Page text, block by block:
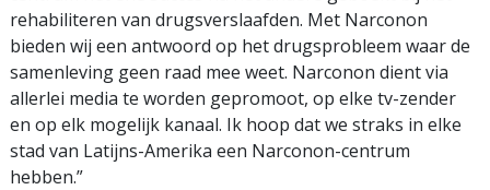
rehabiliteren van drugsverslaafden. Met Narconon
bieden wij een antwoord op het drugsprobleem waar de
samenleving geen raad mee weet. Narconon dient via
allerlei media te worden gepromoot, op elke tv-zender
en op elk mogelijk kanaal. Ik hoop dat we straks in elke
stad van Latijns-Amerika een Narconon-centrum
hebben.”